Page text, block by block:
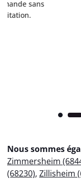
Nous sommes
Zimmersheim
(68230), Zillisheim